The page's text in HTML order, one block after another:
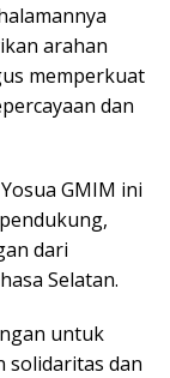
arahan
memperkuat
dan
GMIM ini
dari
Selatan.
untuk
solidaritas dan